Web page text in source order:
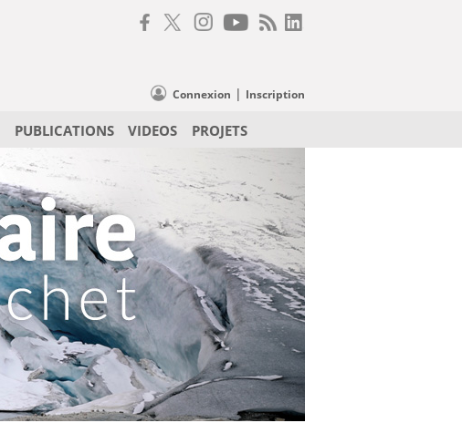
Connexion | Inscription
PUBLICATIONS VIDEOS PROJETS